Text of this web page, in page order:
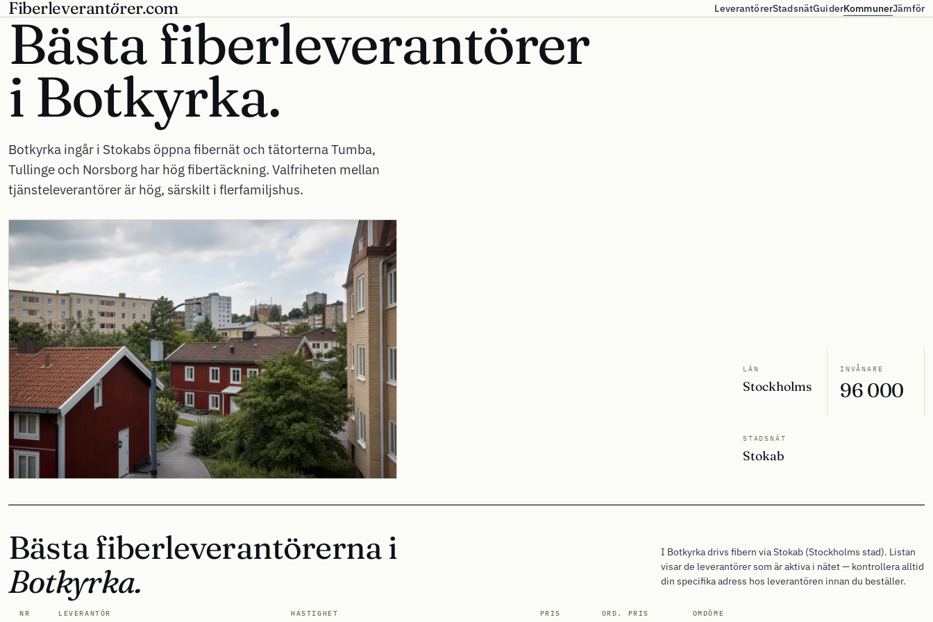
Fiberleverantörer.com LeverantörerStadsnätGuiderKommunerJämför
Bästa fiberleverantörer
i Botkyrka.
Botkyrka ingår i Stokabs öppna fibernät och tätorterna Tumba,
Tullinge och Norsborg har hög fibertäckning. Valfriheten mellan
tjänsteleverantörer är hög, särskilt i flerfamiljshus.
LÄN
Stockholms
INVÅNARE
96 000
STADSNÄT
Stokab
Bästa fiberleverantörerna i
Botkyrka.
I Botkyrka drivs fibern via Stokab (Stockholms stad). Listan
visar de leverantörer som är aktiva i nätet — kontrollera alltid
din specifika adress hos leverantören innan du beställer.
NR LEVERANTÖR HASTIGHET PRIS ORD. PRIS OMDÖME